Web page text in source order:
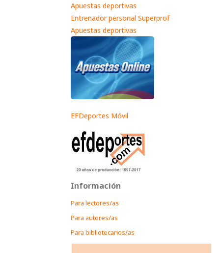
Apuestas deportivas
Entrenador personal Superprof
Apuestas deportivas
EFDeportes Móvil
Información
Para lectores/as
Para autores/as
Para bibliotecarios/as